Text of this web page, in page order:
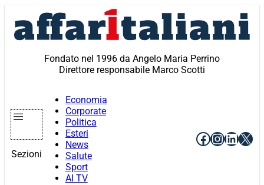
contenuto
Fondato nel 1996 da Angelo Maria Perrino
Direttore responsabile Marco Scotti
Sezioni
Economia
Corporate
Politica
Esteri
News
Salute
Sport
AI TV
Facebook
X